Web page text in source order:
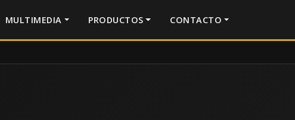
MULTIMEDIA PRODUCTOS CONTACTO